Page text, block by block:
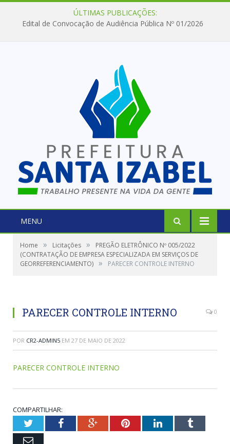
ÚLTIMAS PUBLICAÇÕES:
Edital de Convocação de Audiência Pública Nº 01/2026
MENU
Home » Licitações »
PREGÃO ELETRÔNICO Nº 005/2022
(CONTRATAÇÃO DE EMPRESA ESPECIALIZADA EM SERVIÇOS DE
GEORREFERENCIAMENTO) » PARECER CONTROLE INTERNO
PARECER CONTROLE INTERNO 0
POR CR2-ADMIN5 EM 27 DE MAIO DE 2022
PARECER CONTROLE INTERNO
COMPARTILHAR:
TwitterFacebookGoogle+PinterestLinkedInTumblr
Email